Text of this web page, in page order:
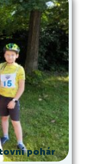
pohár